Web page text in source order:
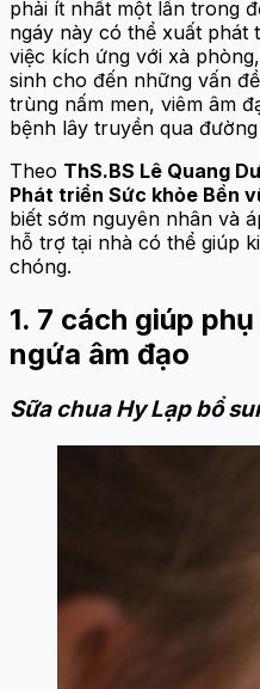
phải ít nhất một lần trong
ngáy này có thể xuất phát
việc kích ứng với xà
sinh cho đến những vấn
trùng nấm men, viêm âm
bệnh lây truyền qua đường
Theo ThS.BS Lê Quang
Phát triển Sức khỏe Bền
biết sớm nguyên nhân và
hỗ trợ tại nhà có thể giúp
chóng.
1. 7 cách giúp
ngứa âm đạo
Sữa chua Hy Lạp bổ